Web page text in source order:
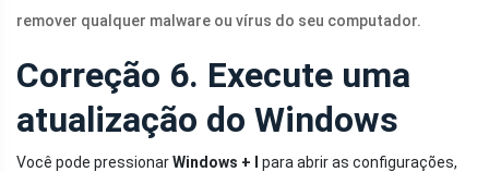
remover qualquer malware ou vírus do seu computador.
Correção 6. Execute uma
atualização do Windows
Você pode pressionarWindows + I
para abrir as configurações,